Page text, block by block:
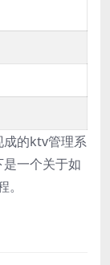
成的ktv管理系
一个关于如